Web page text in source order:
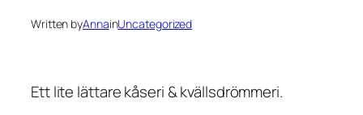
Written byAnnainUncategorized
Ett lite lättare kåseri & kvällsdrömmeri.